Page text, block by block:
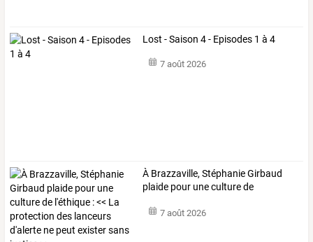
Lost - Saison 4 - Episodes 1 à 4
7 août 2026
À Brazzaville, StéphanieGirbaud
plaide pour uneculturede
7 août 2026